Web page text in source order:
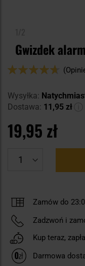
Gwizdek
Ocena:
Wysyłka:
Dostawa: 11,95 zł
19,95 zł
Zamów do
Zadzwoń i
Kup teraz,
Darmowa